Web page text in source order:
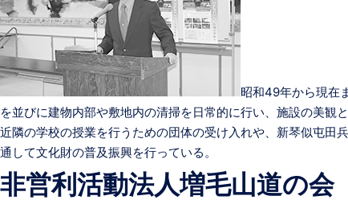
昭和49年から現在
を並びに建物内部や敷地内の清掃を日常的に行い、施設の美観
近隣の学校の授業を行うための団体の受け入れや、新琴似屯田
通して文化財の普及振興を行っている。
非営利活動法人増毛山道の会